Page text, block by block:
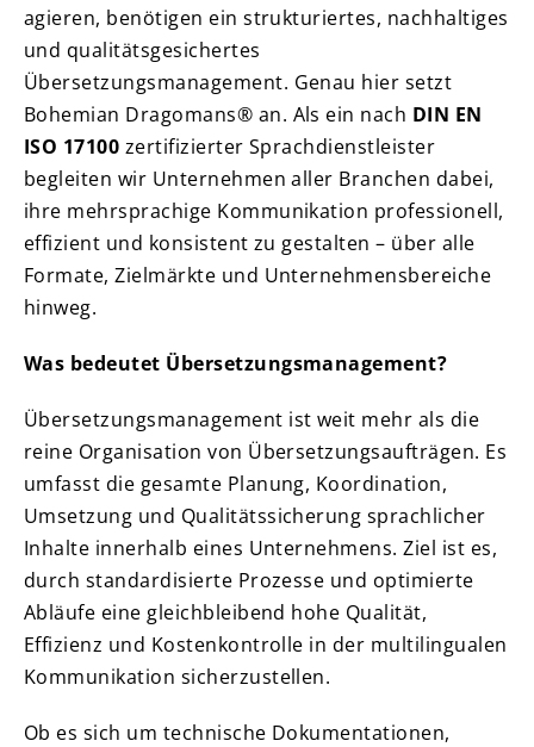
agieren, benötigen ein strukturiertes, nachhaltiges
und qualitätsgesichertes
Übersetzungsmanagement. Genau hier setzt
Bohemian Dragomans® an. Als ein nach DIN EN
ISO 17100 zertifizierter Sprachdienstleister
begleiten wir Unternehmen aller Branchen dabei,
ihre mehrsprachige Kommunikation professionell,
effizient und konsistent zu gestalten – über alle
Formate, Zielmärkte und Unternehmensbereiche
hinweg.
Was bedeutet Übersetzungsmanagement?
Übersetzungsmanagement ist weit mehr als die
reine Organisation von Übersetzungsaufträgen. Es
umfasst die gesamte Planung, Koordination,
Umsetzung und Qualitätssicherung sprachlicher
Inhalte innerhalb eines Unternehmens. Ziel ist es,
durch standardisierte Prozesse und optimierte
Abläufe eine gleichbleibend hohe Qualität,
Effizienz und Kostenkontrolle in der multilingualen
Kommunikation sicherzustellen.
Ob es sich um technische Dokumentationen,